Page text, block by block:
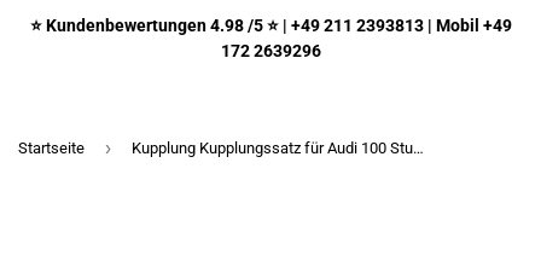
⭐ Kundenbewertungen 4.98 /5 ⭐ | +49 211 2393813 | Mobil +49
172 2639296
Startseite › Kupplung Kupplungssatz für Audi 100 Stufenheck 2.1 KW 100 PS 136 Baujahr 1982 - 1984